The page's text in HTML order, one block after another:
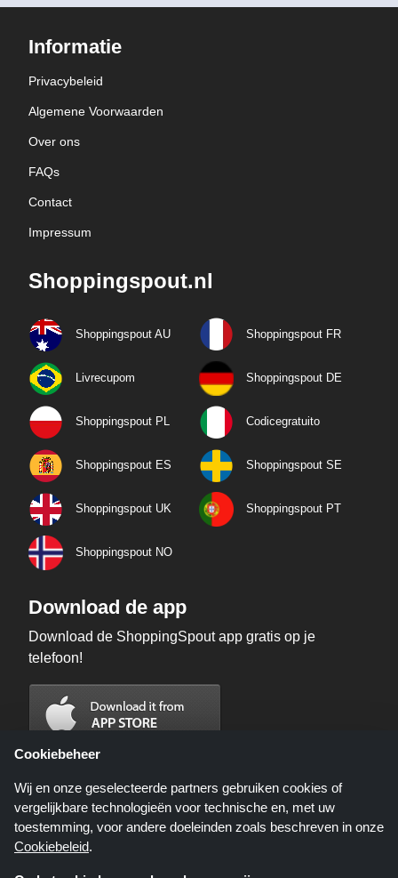
Informatie
Privacybeleid
Algemene Voorwaarden
Over ons
FAQs
Contact
Impressum
Shoppingspout.nl
Shoppingspout AU Shoppingspout FR
Livrecupom Shoppingspout DE
Shoppingspout PL Codicegratuito
Shoppingspout ES Shoppingspout SE
Shoppingspout UK Shoppingspout PT
Shoppingspout NO
Download de app
Download de ShoppingSpout app gratis op je
telefoon!
Cookiebeheer
Wij en onze geselecteerde partners gebruiken cookies of
vergelijkbare technologieën voor technische en, met uw
toestemming, voor andere doeleinden zoals beschreven in onze
Cookiebeleid.